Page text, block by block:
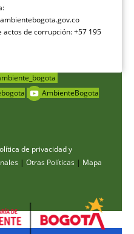
actos de corrupción: +57 195
AmbienteBogota
de privacidad y
| Otras Políticas | Mapa